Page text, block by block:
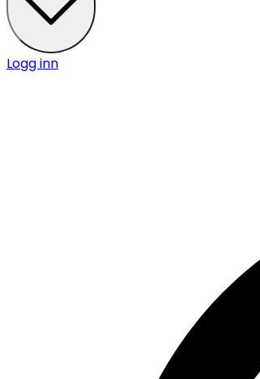
Logg inn